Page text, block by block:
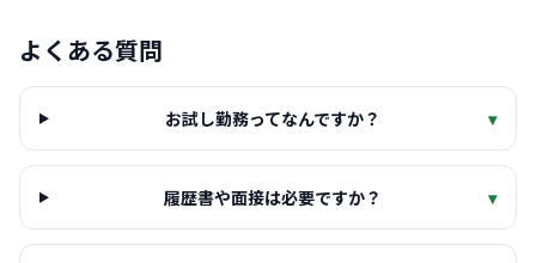
よくある質問
お試し勤務ってなんですか？ ▾
履歴書や面接は必要ですか？ ▾